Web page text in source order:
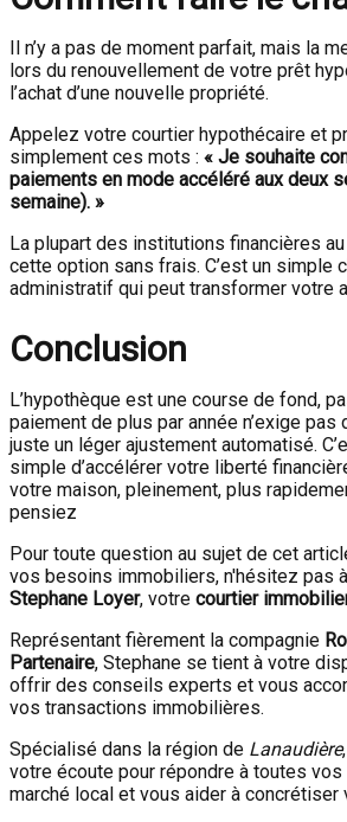
Il n’y a pas de moment parfait, mais la
lors du renouvellement de votre prêt
l’achat d’une nouvelle propriété.
Appelez votre courtier hypothécaire et
simplement ces mots : « Je souhaite
paiements en mode accéléré aux deux
semaine). »
La plupart des institutions financières
cette option sans frais. C’est un simple
administratif qui peut transformer votre
Conclusion
L’hypothèque est une course de fond,
paiement de plus par année n’exige
juste un léger ajustement automatisé.
simple d’accélérer votre liberté
votre maison, pleinement, plus
pensiez
Pour toute question au sujet de cet
vos besoins immobiliers, n'hésitez pas
Stephane Loyer, votre courtier
Représentant fièrement la compagnie
Partenaire, Stephane se tient à votre
offrir des conseils experts et vous
vos transactions immobilières.
Spécialisé dans la région de Lanaudière
votre écoute pour répondre à toutes
marché local et vous aider à concrétiser